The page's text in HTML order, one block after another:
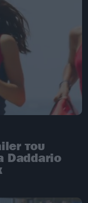
του
Daddario